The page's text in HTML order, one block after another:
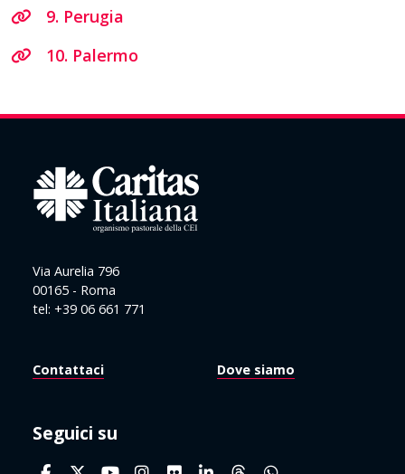
9. Perugia
10. Palermo
Via Aurelia 796
00165 - Roma
tel: +39 06 661 771
Contattaci Dove siamo
Seguici su